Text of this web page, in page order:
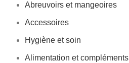
Abreuvoirs et mangeoires
Accessoires
Hygiène et soin
Alimentation et compléments